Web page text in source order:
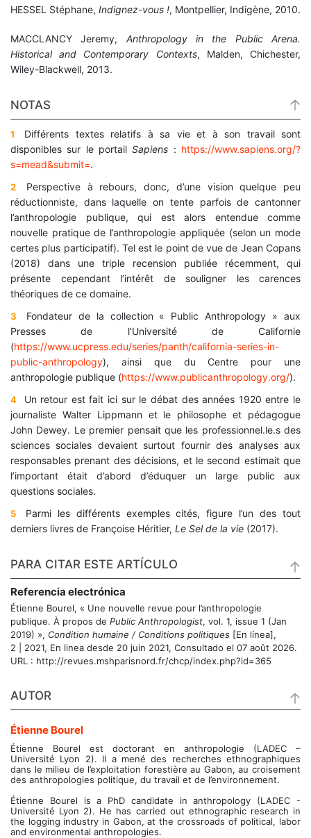
HESSEL Stéphane, Indignez-vous !, Montpellier, Indigène, 2010.
MACCLANCY Jeremy, Anthropology in the Public Arena.
Historical and Contemporary Contexts, Malden, Chichester,
Wiley-Blackwell, 2013.
NOTAS
1
Différents textes relatifs à sa vie et à son travail sont
disponibles sur le portailSapiens : https://www.sapiens.org/?
s=mead&submit=.
2
Perspective à rebours, donc, d’une vision quelque peu
réductionniste, dans laquelle on tente parfois de cantonner
l’anthropologie publique, qui est alors entendue comme
nouvelle pratique de l’anthropologie appliquée (selon un mode
certes plus participatif). Tel est le point de vue de Jean Copans
(2018) dans une triple recension publiée récemment, qui
présente cependant l’intérêt de souligner les carences
théoriques de ce domaine.
3
Fondateur de la collection « Public Anthropology » aux
Presses de l’Université de Californie
(https://www.ucpress.edu/series/panth/california-series-in-
public-anthropology), ainsi que du Centre pour une
anthropologie publique (https://www.publicanthropology.org/).
4
Un retour est fait ici sur le débat des années 1920 entre le
journaliste Walter Lippmann et le philosophe et pédagogue
John Dewey. Le premier pensait que les professionnel.le.s des
sciences sociales devaient surtout fournir des analyses aux
responsables prenant des décisions, et le second estimait que
l’important était d’abord d’éduquer un large public aux
questions sociales.
5
Parmi les différents exemples cités, figure l’un des tout
derniers livres de Françoise Héritier, Le Sel de la vie (2017).
PARA CITAR ESTE ARTÍCULO
Referencia electrónica
Étienne Bourel, « Une nouvelle revue pour l’anthropologie
publique. À propos de Public Anthropologist, vol. 1, issue 1 (Jan
2019) », Condition humaine / Conditions politiques [En línea],
2 | 2021, En linea desde 20 juin 2021, Consultado el 07 août 2026.
URL : http://revues.mshparisnord.fr/chcp/index.php?id=365
AUTOR
Étienne Bourel
Étienne Bourel est doctorant en anthropologie (LADEC –
Université Lyon 2). Il a mené des recherches ethnographiques
dans le milieu de l’exploitation forestière au Gabon, au croisement
des anthropologies politique, du travail et de l’environnement.
Étienne Bourel is a PhD candidate in anthropology (LADEC -
Université Lyon 2). He has carried out ethnographic research in
the logging industry in Gabon, at the crossroads of political, labor
and environmental anthropologies.